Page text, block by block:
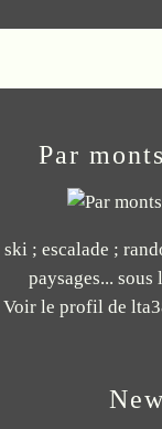
Par
ski ; escalade ;
paysages...
Voir le profil de